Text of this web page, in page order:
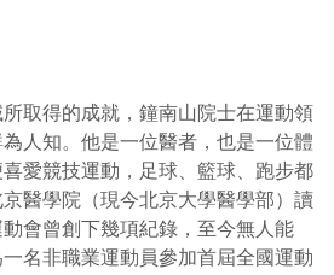
取得的成就，鐘南山院士在運動領
人知。他是一位醫者，也是一位體
愛競技運動，足球、籃球、跑步都
醫學院（現今北京大學醫學部）讀
會曾創下幾項紀錄，至今無人能
名非職業運動員參加首屆全國運動